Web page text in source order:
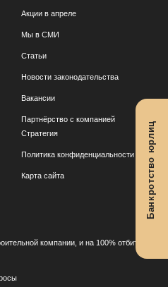
Акции в апреле
Мы в СМИ
Статьи
Новости законодательства
Вакансии
Партнёрство с компанией
Стратегия
Политика конфиденциальности
Карта сайта
компании, и на 100% отбита
Банкротство юрлиц